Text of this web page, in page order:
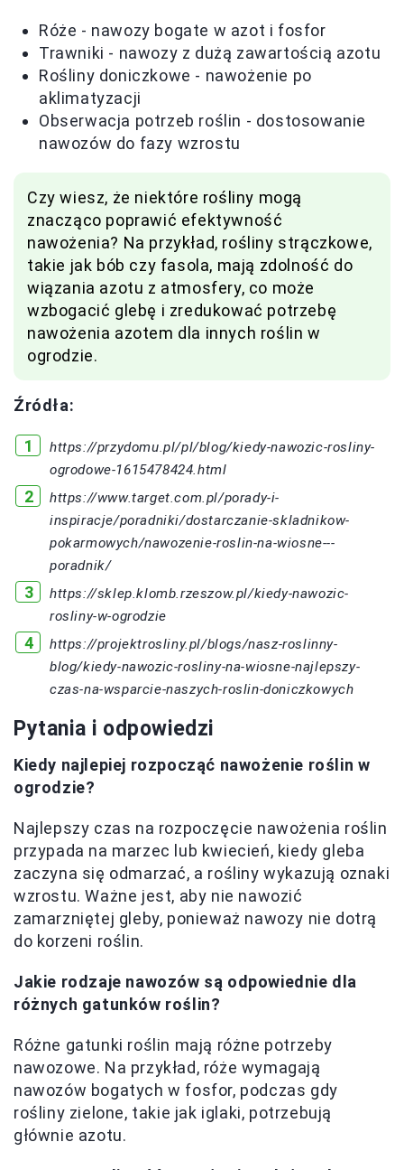
Róże - nawozy bogate w azot i fosfor
Trawniki - nawozy z dużą zawartością azotu
Rośliny doniczkowe - nawożenie po
aklimatyzacji
Obserwacja potrzeb roślin - dostosowanie
nawozów do fazy wzrostu
Czy wiesz, że niektóre rośliny mogą
znacząco poprawić efektywność
nawożenia? Na przykład, rośliny strączkowe,
takie jak bób czy fasola, mają zdolność do
wiązania azotu z atmosfery, co może
wzbogacić glebę i zredukować potrzebę
nawożenia azotem dla innych roślin w
ogrodzie.
Źródła:
https://przydomu.pl/pl/blog/kiedy-nawozic-rosliny-
ogrodowe-1615478424.html
https://www.target.com.pl/porady-i-
inspiracje/poradniki/dostarczanie-skladnikow-
pokarmowych/nawozenie-roslin-na-wiosne---
poradnik/
https://sklep.klomb.rzeszow.pl/kiedy-nawozic-
rosliny-w-ogrodzie
https://projektrosliny.pl/blogs/nasz-roslinny-
blog/kiedy-nawozic-rosliny-na-wiosne-najlepszy-
czas-na-wsparcie-naszych-roslin-doniczkowych
Pytania i odpowiedzi
Kiedy najlepiej rozpocząć nawożenie roślin w
ogrodzie?
Najlepszy czas na rozpoczęcie nawożenia roślin
przypada na marzec lub kwiecień, kiedy gleba
zaczyna się odmarzać, a rośliny wykazują oznaki
wzrostu. Ważne jest, aby nie nawozić
zamarzniętej gleby, ponieważ nawozy nie dotrą
do korzeni roślin.
Jakie rodzaje nawozów są odpowiednie dla
różnych gatunków roślin?
Różne gatunki roślin mają różne potrzeby
nawozowe. Na przykład, róże wymagają
nawozów bogatych w fosfor, podczas gdy
rośliny zielone, takie jak iglaki, potrzebują
głównie azotu.